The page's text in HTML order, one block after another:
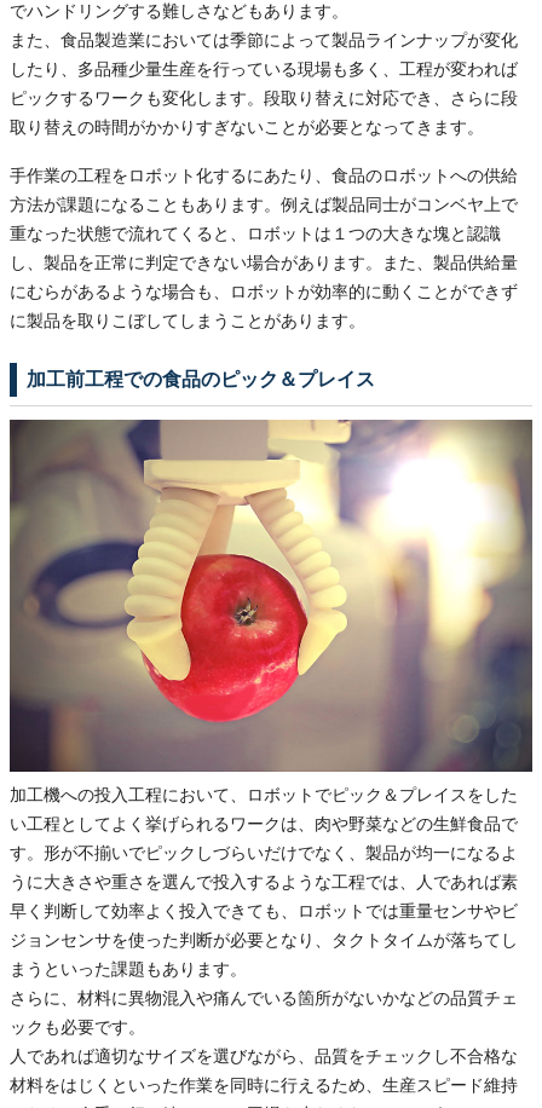
でハンドリングする難しさなどもあります。
また、食品製造業においては季節によって製品ラインナップが変化
したり、多品種少量生産を行っている現場も多く、工程が変われば
ピックするワークも変化します。段取り替えに対応でき、さらに段
取り替えの時間がかかりすぎないことが必要となってきます。
手作業の工程をロボット化するにあたり、食品のロボットへの供給
方法が課題になることもあります。例えば製品同士がコンベヤ上で
重なった状態で流れてくると、ロボットは１つの大きな塊と認識
し、製品を正常に判定できない場合があります。また、製品供給量
にむらがあるような場合も、ロボットが効率的に動くことができず
に製品を取りこぼしてしまうことがあります。
加工前工程での食品のピック＆プレイス
加工機への投入工程において、ロボットでピック＆プレイスをした
い工程としてよく挙げられるワークは、肉や野菜などの生鮮食品で
す。形が不揃いでピックしづらいだけでなく、製品が均一になるよ
うに大きさや重さを選んで投入するような工程では、人であれば素
早く判断して効率よく投入できても、ロボットでは重量センサやビ
ジョンセンサを使った判断が必要となり、タクトタイムが落ちてし
まうといった課題もあります。
さらに、材料に異物混入や痛んでいる箇所がないかなどの品質チェ
ックも必要です。
人であれば適切なサイズを選びながら、品質をチェックし不合格な
材料をはじくといった作業を同時に行えるため、生産スピード維持